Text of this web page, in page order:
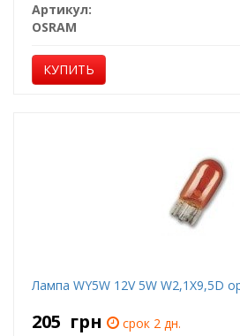
Артикул:
OSRAM
КУПИТЬ
Лампа WY5W 12V 5W W2,1X9,5D
205 грн
срок 2 дн.